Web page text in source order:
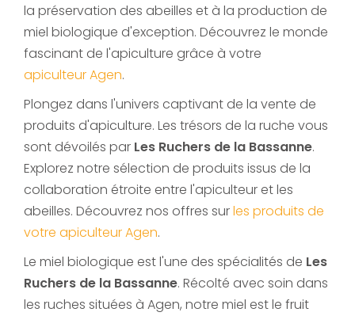
la préservation des abeilles et à la production de
miel biologique d'exception. Découvrez le monde
fascinant de l'apiculture grâce à votre
apiculteur Agen.
Plongez dans l'univers captivant de la vente de
produits d'apiculture. Les trésors de la ruche vous
sont dévoilés par Les Ruchers de la Bassanne.
Explorez notre sélection de produits issus de la
collaboration étroite entre l'apiculteur et les
abeilles. Découvrez nos offres surles produits de
votre apiculteur Agen.
Le miel biologique est l'une des spécialités de Les
Ruchers de la Bassanne. Récolté avec soin dans
les ruches situées à Agen, notre miel est le fruit